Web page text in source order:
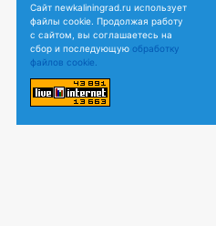
Сайт newkaliningrad.ru использует
файлы cookie. Продолжая работу
с сайтом, вы соглашаетесь на
сбор и последующую обработку
файлов cookie.